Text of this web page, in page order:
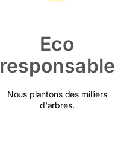
Eco
responsable
Nous plantons des milliers
d'arbres.